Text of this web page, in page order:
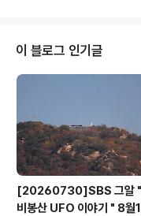
통을 중요시하고 부드러운 맏형
인물로 정평이 나있다. 송종헌
신으로 1977년(5월) 시에서 공
잃지 않는 부드러운 카리스마는
이 블로그 인기글
[20260730]SBS 그알 "
비봉산 UFO 이야기 " 8월